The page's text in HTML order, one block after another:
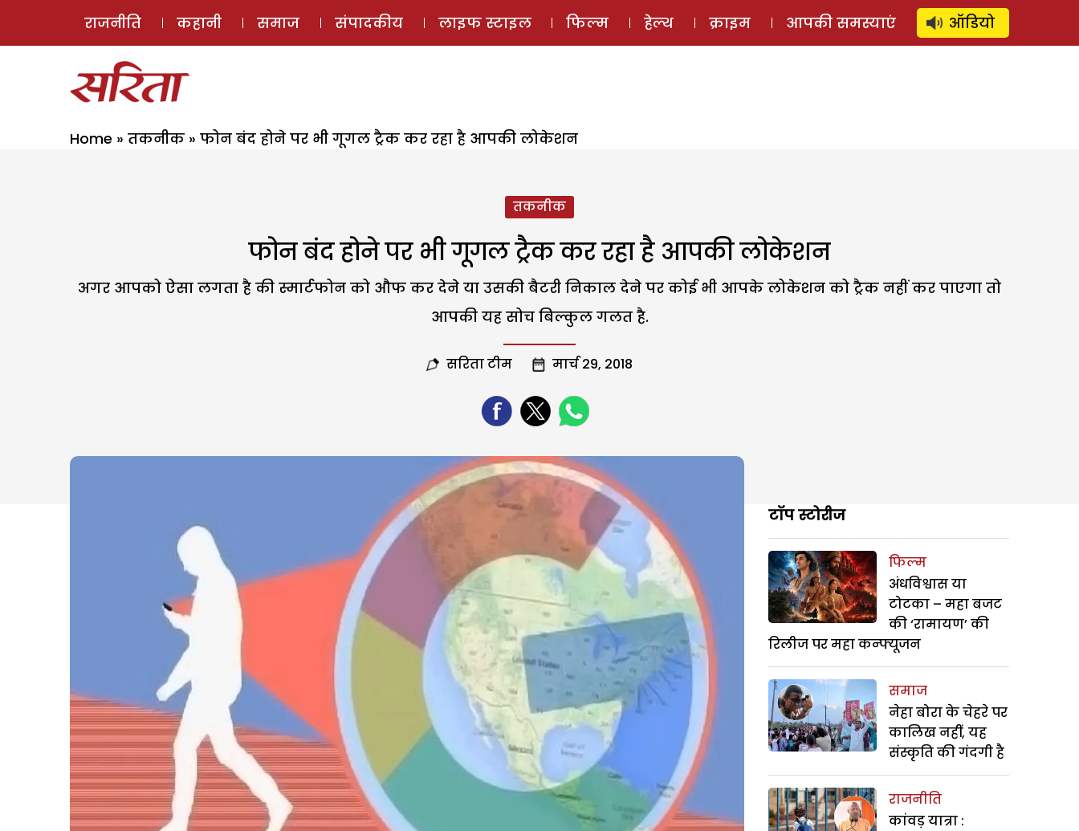
ई-मैगज़ीन ऑडियो स्टोरी लॉग इन ⚲ SUBSCRIBE
राजनीति कहानी समाज संपादकीय लाइफ स्टाइल फिल्म हेल्थ क्राइम आपकी समस्याएं ऑडियो
Home » तकनीक » फोन बंद होने पर भी गूगल ट्रैक कर रहा है आपकी लोकेशन
तकनीक
फोन बंद होने पर भी गूगल ट्रैक कर रहा है आपकी लोकेशन
अगर आपको ऐसा लगता है की स्मार्टफोन को औफ कर देने या उसकी बैटरी निकाल देने पर कोई भी आपके लोकेशन को ट्रैक नहीं कर पाएगा तो
आपकी यह सोच बिल्कुल गलत है.
सरिता टीम मार्च 29, 2018
टॉप स्टोरीज
फिल्म
अंधविश्वास या
टोटका – महा बजट
की ‘रामायण’ की
रिलीज पर महा कन्फ्यूजन
समाज
नेहा बोरा के चेहरे पर
कालिख नहीं, यह
संस्कृति की गंदगी है
राजनीति
कांवड़ यात्रा :